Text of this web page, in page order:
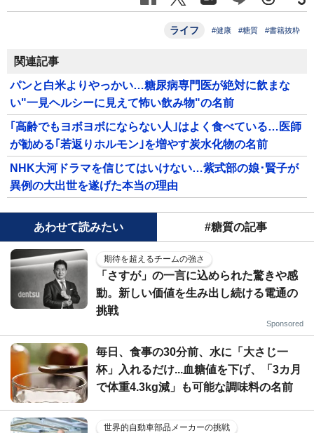
ライフ #健康 #糖質 #書籍抜粋
関連記事
パンと白米よりやっかい…糖尿病専門医が絶対に飲まな
い"一見ヘルシーに見えて怖い飲み物"の名前
｢高齢でもヨボヨボにならない人｣はよく食べている…医師
が勧める｢若返りホルモン｣を増やす炭水化物の名前
NHK大河ドラマを信じてはいけない…紫式部の娘･賢子が
異例の大出世を遂げた本当の理由
あわせて読みたい #糖質の記事
期待を超えるチームの強さ
「さすが」の一言に込められた驚きや感
動。新しい価値を生み出し続ける電通の
挑戦
Sponsored
毎日、食事の30分前、水に「大さじ一
杯」入れるだけ...血糖値を下げ、「3カ月
で体重4.3kg減」も可能な調味料の名前
世界的自動車部品メーカーの挑戦